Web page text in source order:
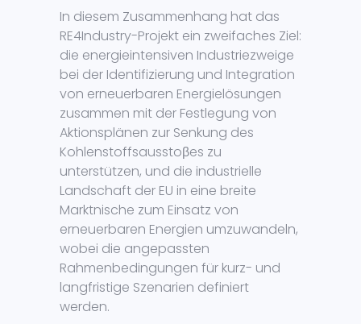
In diesem Zusammenhang hat das
RE4Industry-Projekt ein zweifaches Ziel:
die energieintensiven Industriezweige
bei der Identifizierung und Integration
von erneuerbaren Energielösungen
zusammen mit der Festlegung von
Aktionsplänen zur Senkung des
Kohlenstoffsausstoβes zu
unterstützen, und die industrielle
Landschaft der EU in eine breite
Marktnische zum Einsatz von
erneuerbaren Energien umzuwandeln,
wobei die angepassten
Rahmenbedingungen für kurz- und
langfristige Szenarien definiert
werden.